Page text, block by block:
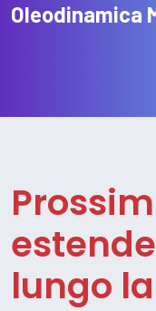
Oleodinamica
lungo